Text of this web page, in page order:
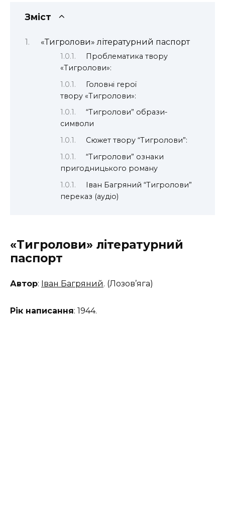
Зміст
«Тигролови» літературний паспорт
Проблематика твору
«Тигролови»:
Головні герої
твору «Тигролови»:
“Тигролови” образи-
символи
Сюжет твору “Тигролови”:
“Тигролови” ознаки
пригодницького роману
Іван Багряний “Тигролови”
переказ (аудіо)
«Тигролови» літературний
паспорт
Автор: Іван Багряний. (Лозов’яга)
Рік написання: 1944.